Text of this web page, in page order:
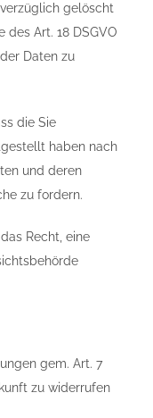
gelöscht
Art. 18 DSGVO
Daten zu
die Sie
haben nach
und deren
zu fordern.
Recht, eine
gem. Art. 7
zu widerrufen